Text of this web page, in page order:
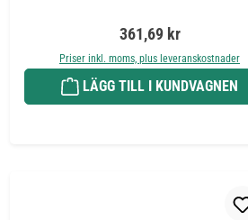
Ordinarie pris:
361,69 kr
Priser inkl. moms, plus leveranskostnader
LÄGG TILL I KUNDVAGNEN